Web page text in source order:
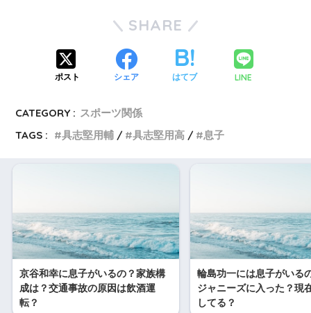
SHARE
ポスト シェア はてブ LINE
CATEGORY : スポーツ関係
TAGS :
具志堅用輔 具志堅用高 息子
京谷和幸に息子がいるの？家族構
成は？交通事故の原因は飲酒運
転？
輪島功一には息子がいる
ジャニーズに入った？現
してる？